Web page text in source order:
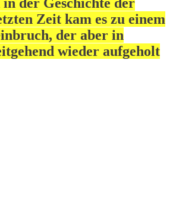
in der Geschichte der
Zeit kam es zu einem
der aber in
wieder aufgeholt